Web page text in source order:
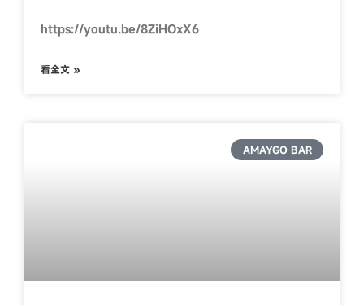
https://youtu.be/8ZiHOxX6
看全文 »
AMAYGO BAR